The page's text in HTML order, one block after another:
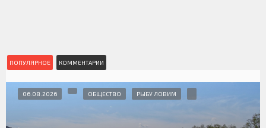
ПОПУЛЯРНОЕ КОММЕНТАРИИ
06.08.2026 ОБЩЕСТВО РЫБУ ЛОВИМ